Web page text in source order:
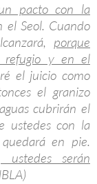
pacto con la
el Seol. Cuando
porque
refugio y en el
el juicio como
el granizo
cubrirán el
ustedes con la
en pie.
serán